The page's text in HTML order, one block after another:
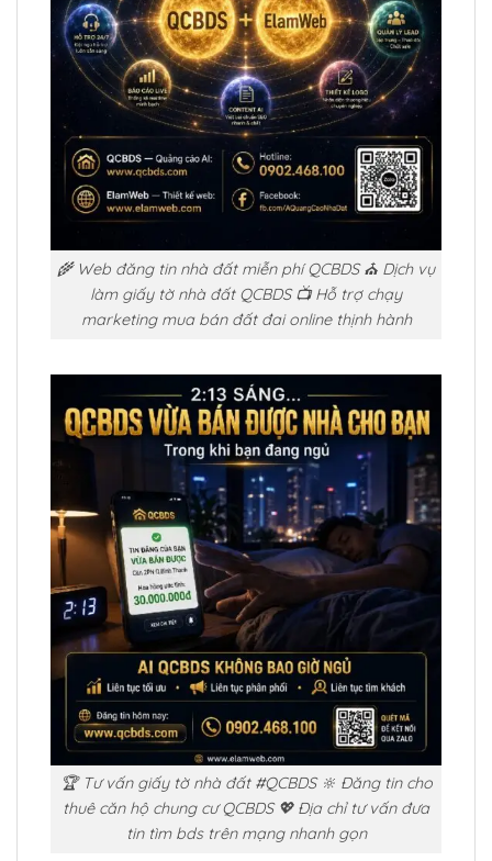
🌾 Web đăng tin nhà đất miễn phí QCBDS ⛪ Dịch vụ
làm giấy tờ nhà đất QCBDS 📺 Hỗ trợ chạy
marketing mua bán đất đai online thịnh hành
🏆 Tư vấn giấy tờ nhà đất #QCBDS 🔆 Đăng tin cho
thuê căn hộ chung cư QCBDS 💖 Địa chỉ tư vấn đưa
tin tìm bds trên mạng nhanh gọn